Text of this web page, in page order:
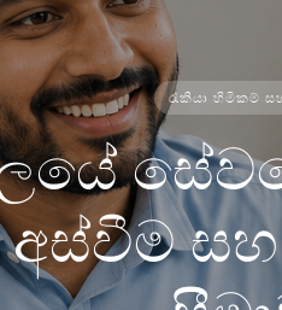
රැකියා හිමිකම්
අස්වීම